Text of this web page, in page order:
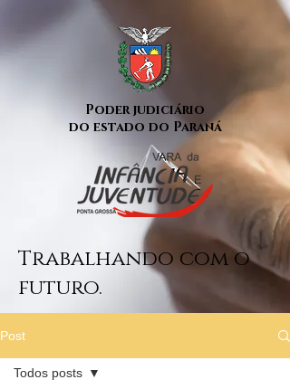
Poder judiciário
do estado do Paraná
Trabalhando com o
futuro.
Post
Todos posts